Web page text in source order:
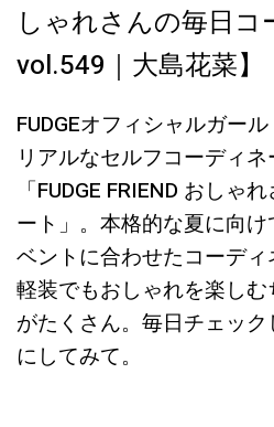
しゃれさんの毎日コ
vol.549｜大島花菜】
FUDGEオフィシャルガー
リアルなセルフコーディ
「FUDGE FRIEND おしゃ
ート」。本格的な夏に向
ベントに合わせたコーディ
軽装でもおしゃれを楽し
がたくさん。毎日チェッ
にしてみて。